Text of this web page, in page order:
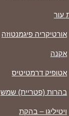
עור
אורטיקריה פיגמנטוזה
אקנה
אטופיק דרמטיטיס
בהרות (פטריית) שמש
ויטיליגו – בהקת